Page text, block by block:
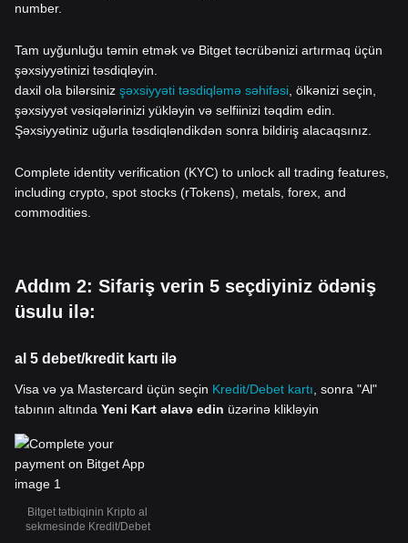
number.
Tam uyğunluğu təmin etmək və Bitget təcrübənizi artırmaq üçün
şəxsiyyətinizi təsdiqləyin.
daxil ola bilərsiniz şəxsiyyəti təsdiqləmə səhifəsi , ölkənizi seçin,
şəxsiyyət vəsiqələrinizi yükləyin və selfiinizi təqdim edin.
Şəxsiyyətiniz uğurla təsdiqləndikdən sonra bildiriş alacaqsınız.
Complete identity verification (KYC) to unlock all trading features,
including crypto, spot stocks (rTokens), metals, forex, and
commodities.
Addım 2: Sifariş verin 5 seçdiyiniz ödəniş
üsulu ilə:
al 5 debet/kredit kartı ilə
Visa və ya Mastercard üçün seçin Kredit/Debet kartı , sonra "Al"
tabının altında Yeni Kart əlavə edin üzərinə klikləyin
Bitget tətbiqinin Kripto al
sekmesinde Kredit/Debet